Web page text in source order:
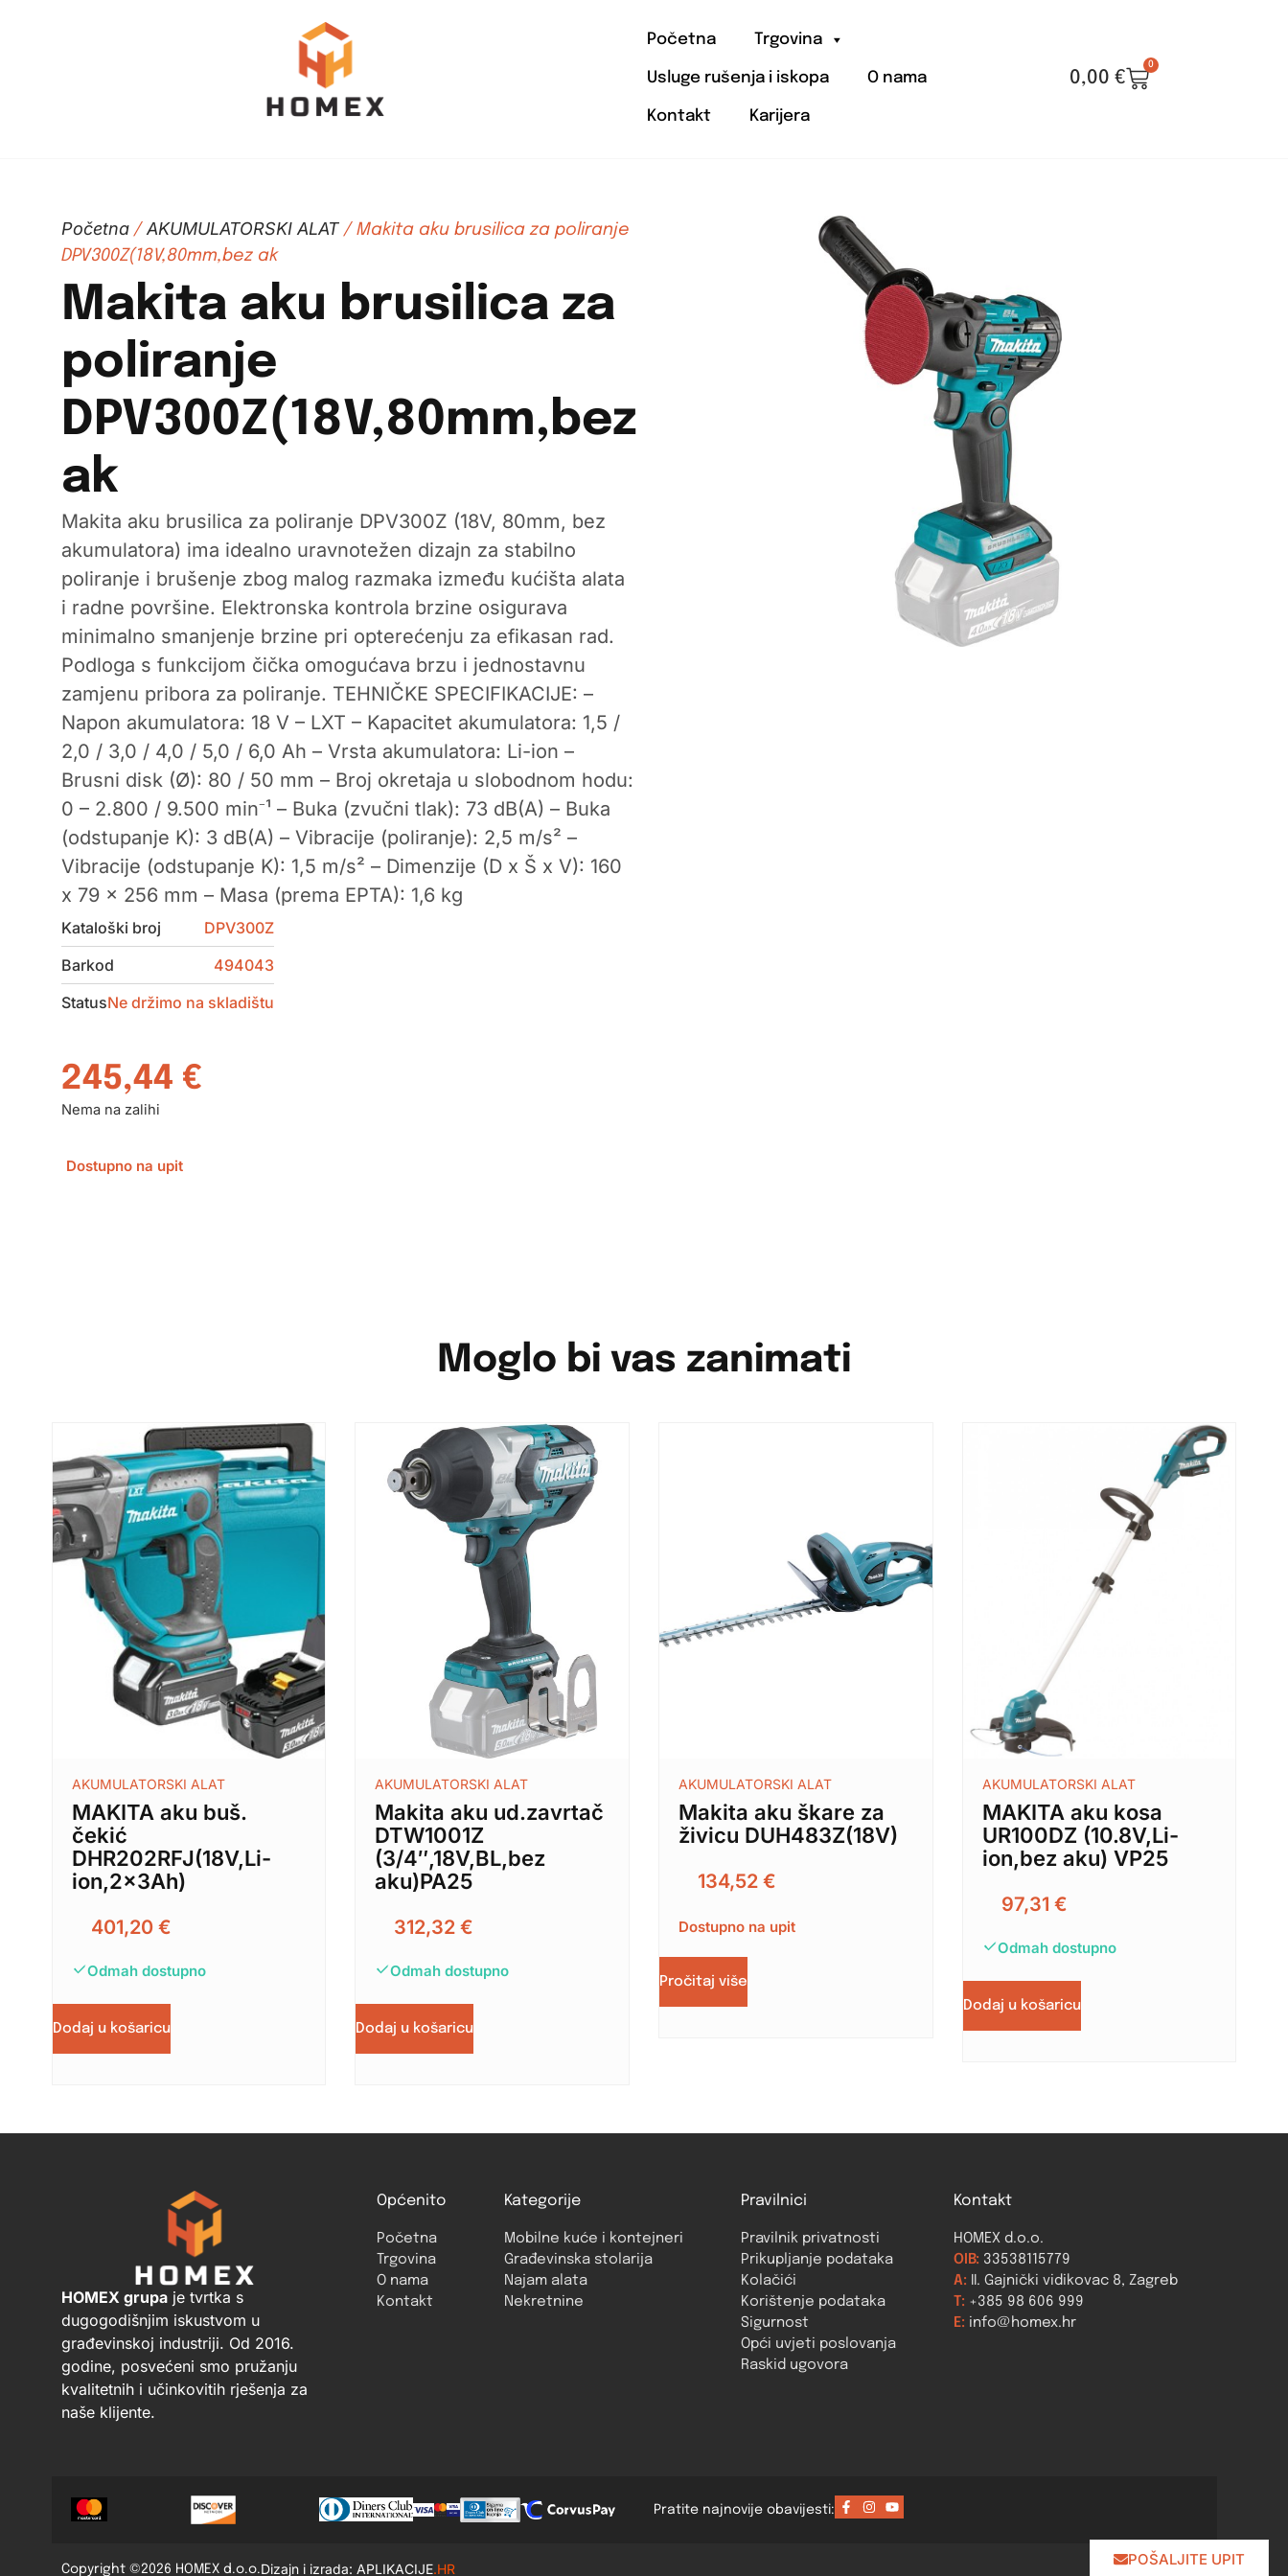
Početna Trgovina
Usluge rušenja i iskopa O nama
Kontakt Karijera
0,00 €
0
Početna/AKUMULATORSKI ALAT/ Makita aku brusilica za poliranje
DPV300Z(18V,80mm,bez ak
Makita aku brusilica za
poliranje
DPV300Z(18V,80mm,bez
ak
Makita aku brusilica za poliranje DPV300Z (18V, 80mm, bez
akumulatora) ima idealno uravnotežen dizajn za stabilno
poliranje i brušenje zbog malog razmaka između kućišta alata
i radne površine. Elektronska kontrola brzine osigurava
minimalno smanjenje brzine pri opterećenju za efikasan rad.
Podloga s funkcijom čička omogućava brzu i jednostavnu
zamjenu pribora za poliranje. TEHNIČKE SPECIFIKACIJE: –
Napon akumulatora: 18 V – LXT – Kapacitet akumulatora: 1,5 /
2,0 / 3,0 / 4,0 / 5,0 / 6,0 Ah – Vrsta akumulatora: Li-ion –
Brusni disk (Ø): 80 / 50 mm – Broj okretaja u slobodnom hodu:
0 – 2.800 / 9.500 min⁻¹ – Buka (zvučni tlak): 73 dB(A) – Buka
(odstupanje K): 3 dB(A) – Vibracije (poliranje): 2,5 m/s² –
Vibracije (odstupanje K): 1,5 m/s² – Dimenzije (D x Š x V): 160
x 79 x 256 mm – Masa (prema EPTA): 1,6 kg
Kataloški broj
DPV300Z
Barkod
494043
StatusNe držimo na skladištu
245,44 €
Nema na zalihi
Dostupno na upit
Moglo bi vas zanimati
AKUMULATORSKI ALAT
MAKITA aku buš.
čekić
DHR202RFJ(18V,Li-
ion,2x3Ah)
401,20 €
Odmah dostupno
Dodaj u košaricu
AKUMULATORSKI ALAT
Makita aku ud.zavrtač
DTW1001Z
(3/4″,18V,BL,bez
aku)PA25
312,32€
Odmah dostupno
Dodaj u košaricu
AKUMULATORSKI ALAT
Makita aku škare za
živicu DUH483Z(18V)
134,52 €
Dostupno na upit
Pročitaj više
AKUMULATORSKI ALAT
MAKITA aku kosa
UR100DZ (10.8V,Li-
ion,bez aku) VP25
97,31 €
Odmah dostupno
Dodaj u košaricu
POŠALJITE UPIT
HOMEX grupaje tvrtka s
dugogodišnjim iskustvom u
građevinskoj industriji. Od 2016.
godine, posvećeni smo pružanju
kvalitetnih i učinkovitih rješenja za
naše klijente.
Općenito
Početna
Trgovina
O nama
Kontakt
Kategorije
Mobilne kuće i kontejneri
Građevinska stolarija
Najam alata
Nekretnine
Pravilnici
Pravilnik privatnosti
Prikupljanje podataka
Kolačići
Korištenje podataka
Sigurnost
Opći uvjeti poslovanja
Raskid ugovora
Kontakt
HOMEX d.o.o.
OIB: 33538115779
A: II. Gajnički vidikovac 8, Zagreb
T: +385 98 606 999
E: info@homex.hr
Pratite najnovije obavijesti:
Copyright ©2026 HOMEX d.o.o.Dizajn i izrada: APLIKACIJE.HR